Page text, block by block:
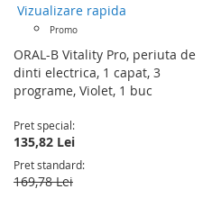
Vizualizare rapida
Promo
ORAL-B Vitality Pro, periuta de
dinti electrica, 1 capat, 3
programe, Violet, 1 buc
Pret special
135,82 Lei
Pret standard
169,78 Lei